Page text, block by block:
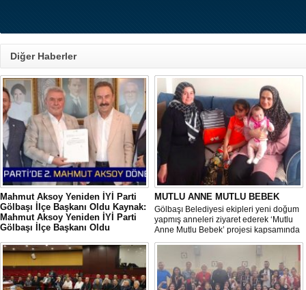
Diğer Haberler
Mahmut Aksoy Yeniden İYİ Parti
Gölbaşı İlçe Başkanı Oldu Kaynak:
Mahmut Aksoy Yeniden İYİ Parti
Gölbaşı İlçe Başkanı Oldu
Mahmut Aksoy Yeniden İYİ Parti Gölbaşı
İlçe Başkanı Oldu
MUTLU ANNE MUTLU BEBEK
Gölbaşı Belediyesi ekipleri yeni doğum
yapmış anneleri ziyaret ederek ‘Mutlu
Anne Mutlu Bebek’ projesi kapsamında
hem içerisinde doğum sonrası temel
ediyor hem de uygulamalı eğitim
veriyor.